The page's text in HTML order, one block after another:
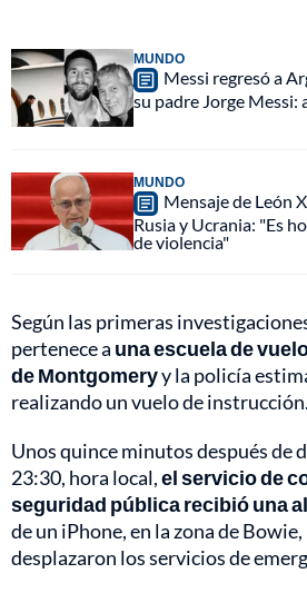
MUNDO
Messi regresó a
su padre Jorge Messi:
MUNDO
Mensaje de León
Rusia y Ucrania: "Es
de violencia"
Según las primeras
pertenece a una escuela de
de Montgomeryy la policía
realizando un vuelo de instrucción.
Unos quince minutos después de
23:30, hora local,el servicio de
seguridad pública recibió una
de un iPhone, en la zona de
desplazaron los servicios de